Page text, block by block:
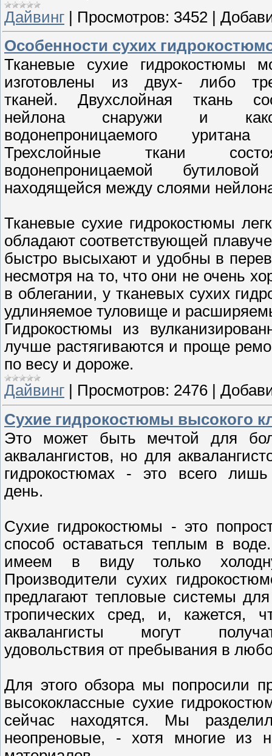
Дайвинг | Просмотров: 3452 |
Особенности сухих
Тканевые сухие гидрокостюмы
изготовлены из двух- либо
тканей. Двухслойная ткань
нейлона снаружи и
водонепроницаемого уритана
Трехслойные ткани
водонепроницаемой
находящейся между слоями
Тканевые сухие гидрокостюмы
обладают соответствующей
быстро высыхают и удобны в
несмотря на то, что они не очень
в облегании, у тканевых сухих
удлиняемое туловище и
Гидрокостюмы из
лучше растягиваются и проще
по весу и дороже.
Дайвинг
Просмотров: 2476
Сухие гидрокостюмы высокого
Это может быть мечтой для
аквалангистов, но для
гидрокостюмах - это всего
день.
Сухие гидрокостюмы - это
способ оставаться теплым в
имеем в виду только
Производители сухих
предлагают тепловые системы
тропических сред, и, кажется,
аквалангисты могут
удовольствия от пребывания в
Для этого обзора мы попросили
высококлассные сухие
сейчас находятся. Мы
неопреновые, - хотя многие из